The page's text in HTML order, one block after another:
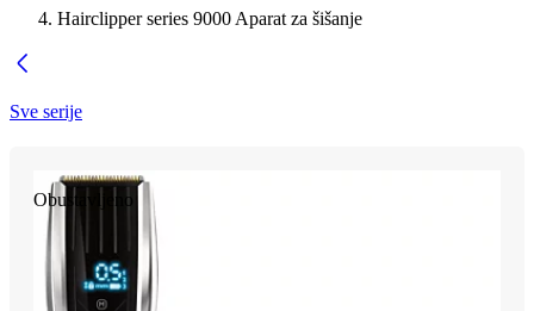
Hairclipper series 9000 Aparat za šišanje
Sve serije
Obustavljeno